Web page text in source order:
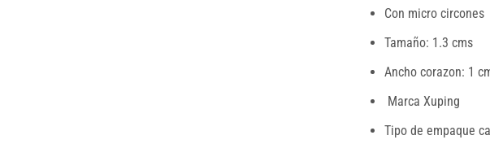
Con micro circones
Tamaño: 1.3 cms
Ancho corazon: 1
Marca Xuping
Tipo de empaque